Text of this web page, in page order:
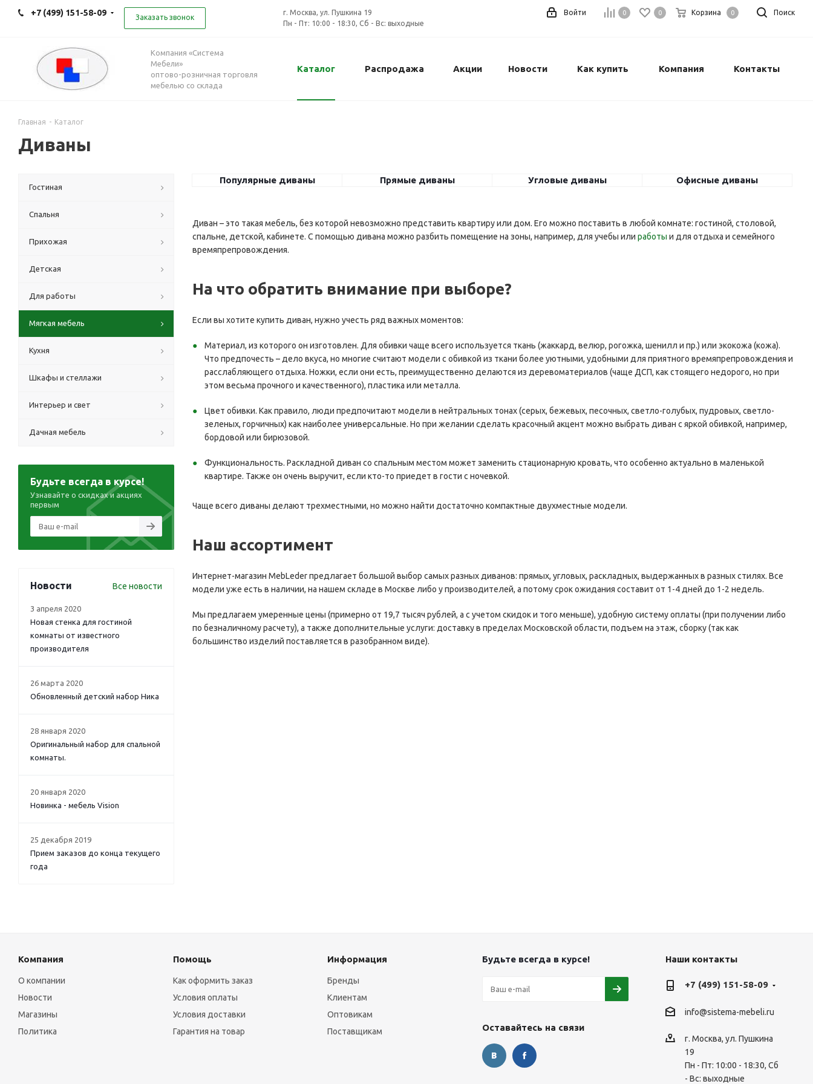
+7 (499) 151-58-09 Заказать звонок
г. Москва, ул. Пушкина 19
Пн - Пт: 10:00 - 18:30, Сб - Вс: выходные
Поиск
0 0 Корзина 0
Войти
Компания «Система
Мебели»
оптово-розничная торговля
мебелью со склада
Каталог Распродажа Акции Новости Как купить Компания Контакты
Главная - Каталог
Диваны
Популярные диваны Прямые диваны Угловые диваны Офисные диваны
Диван – это такая мебель, без которой невозможно представить квартиру или дом. Его можно поставить в любой комнате: гостиной, столовой,
спальне, детской, кабинете. С помощью дивана можно разбить помещение на зоны, например, для учебы или работы и для отдыха и семейного
времяпрепровождения.
На что обратить внимание при выборе?
Если вы хотите купить диван, нужно учесть ряд важных моментов:
Материал, из которого он изготовлен. Для обивки чаще всего используется ткань (жаккард, велюр, рогожка, шенилл и пр.) или экокожа (кожа).
Что предпочесть – дело вкуса, но многие считают модели с обивкой из ткани более уютными, удобными для приятного времяпрепровождения и
расслабляющего отдыха. Ножки, если они есть, преимущественно делаются из деревоматериалов (чаще ДСП, как стоящего недорого, но при
этом весьма прочного и качественного), пластика или металла.
Цвет обивки. Как правило, люди предпочитают модели в нейтральных тонах (серых, бежевых, песочных, светло-голубых, пудровых, светло-
зеленых, горчичных) как наиболее универсальные. Но при желании сделать красочный акцент можно выбрать диван с яркой обивкой, например,
бордовой или бирюзовой.
Функциональность. Раскладной диван со спальным местом может заменить стационарную кровать, что особенно актуально в маленькой
квартире. Также он очень выручит, если кто-то приедет в гости с ночевкой.
Чаще всего диваны делают трехместными, но можно найти достаточно компактные двухместные модели.
Наш ассортимент
Интернет-магазин MebLeder предлагает большой выбор самых разных диванов: прямых, угловых, раскладных, выдержанных в разных стилях. Все
модели уже есть в наличии, на нашем складе в Москве либо у производителей, а потому срок ожидания составит от 1-4 дней до 1-2 недель.
Мы предлагаем умеренные цены (примерно от 19,7 тысяч рублей, а с учетом скидок и того меньше), удобную систему оплаты (при получении либо
по безналичному расчету), а также дополнительные услуги: доставку в пределах Московской области, подъем на этаж, сборку (так как
большинство изделий поставляется в разобранном виде).
Гостиная
Спальня
Прихожая
Детская
Для работы
Мягкая мебель
Кухня
Шкафы и стеллажи
Интерьер и свет
Дачная мебель
Будьте всегда в курсе!
Узнавайте о скидках и акциях
первым
Новости Все новости
3 апреля 2020
Новая стенка для гостиной
комнаты от известного
производителя
26 марта 2020
Обновленный детский набор Ника
28 января 2020
Оригинальный набор для спальной
комнаты.
20 января 2020
Новинка - мебель Vision
25 декабря 2019
Прием заказов до конца текущего
года
Компания
О компании
Новости
Магазины
Политика
Помощь
Как оформить заказ
Условия оплаты
Условия доставки
Гарантия на товар
Информация
Бренды
Клиентам
Оптовикам
Поставщикам
Будьте всегда в курсе!
Оставайтесь на связи
Наши контакты
+7 (499) 151-58-09
info@sistema-mebeli.ru
г. Москва, ул. Пушкина
19
Пн - Пт: 10:00 - 18:30, Сб
- Вс: выходные